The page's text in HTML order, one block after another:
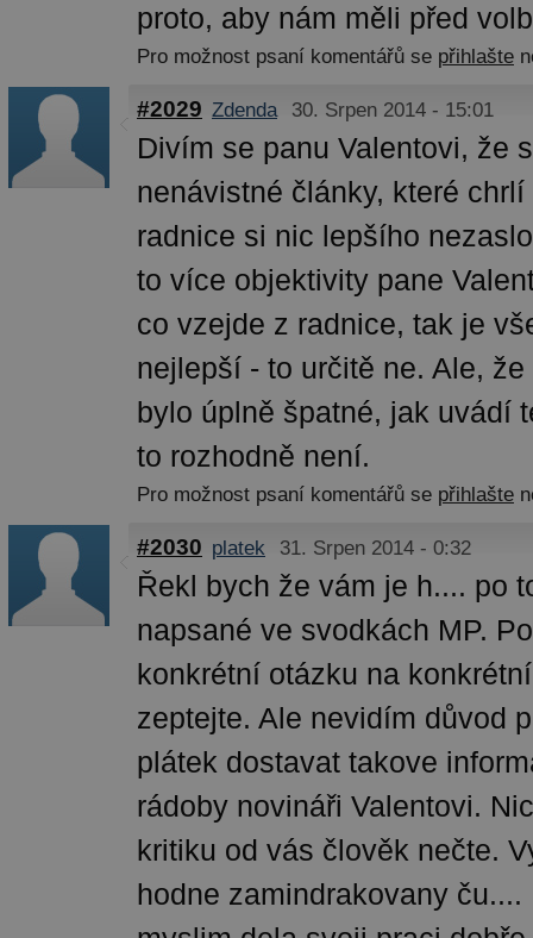
proto, aby nám měli před
Pro možnost psaní komentářů se přihlašte
#2029 Zdenda 30. Srpen 2014 - 15:01
Divím se panu Valentovi, že
nenávistné články, které
radnice si nic lepšího
to více objektivity pane
co vzejde z radnice, tak je
nejlepší - to určitě ne. Ale,
bylo úplně špatné, jak uvádí
to rozhodně není.
Pro možnost psaní komentářů se přihlašte
#2030 platek 31. Srpen 2014 - 0:32
Řekl bych že vám je h.... po
napsané ve svodkách MP.
konkrétní otázku na
zeptejte. Ale nevidím důvod
plátek dostavat takove
rádoby novináři Valentovi.
kritiku od vás člověk nečte.
hodne zamindrakovany ču....